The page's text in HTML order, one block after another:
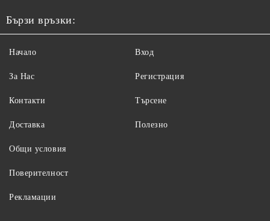
Бързи връзки:
Начало
За Нас
Контакти
Доставка
Вход
Регистрация
Търсене
Полезно
Общи условия
Поверителност
Рекламации